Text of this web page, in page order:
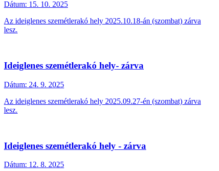
Dátum: 15. 10. 2025
Az ideiglenes szemétlerakó hely 2025.10.18-án (szombat) zárva
lesz.
Ideiglenes szemétlerakó hely- zárva
Dátum: 24. 9. 2025
Az ideiglenes szemétlerakó hely 2025.09.27-én (szombat) zárva
lesz.
Ideiglenes szemétlerakó hely - zárva
Dátum: 12. 8. 2025